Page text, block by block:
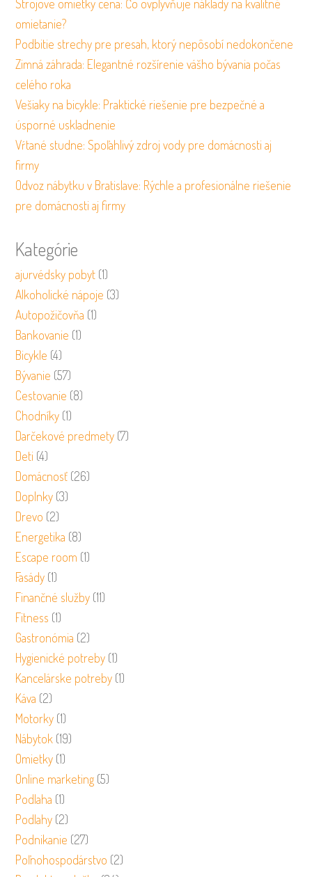
Strojove omietky cena: Čo ovplyvňuje náklady na kvalitné
omietanie?
Podbitie strechy pre presah, ktorý nepôsobí nedokončene
Zimná záhrada: Elegantné rozšírenie vášho bývania počas
celého roka
Vešiaky na bicykle: Praktické riešenie pre bezpečné a
úsporné uskladnenie
Vŕtané studne: Spoľahlivý zdroj vody pre domácnosti aj
firmy
Odvoz nábytku v Bratislave: Rýchle a profesionálne riešenie
pre domácnosti aj firmy
Kategórie
ajurvédsky pobyt (1)
Alkoholické nápoje (3)
Autopožičovňa (1)
Bankovanie (1)
Bicykle (4)
Bývanie (57)
Cestovanie (8)
Chodníky (1)
Darčekové predmety (7)
Deti (4)
Domácnosť (26)
Doplnky (3)
Drevo (2)
Energetika (8)
Escape room (1)
Fasády (1)
Finančné služby (11)
Fitness (1)
Gastronómia (2)
Hygienické potreby (1)
Kancelárske potreby (1)
Káva (2)
Motorky (1)
Nábytok (19)
Omietky (1)
Online marketing (5)
Podlaha (1)
Podlahy (2)
Podnikanie (27)
Poľnohospodárstvo (2)